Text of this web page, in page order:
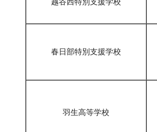
越谷西特別支援学校
春日部特別支援学校
羽生高等学校